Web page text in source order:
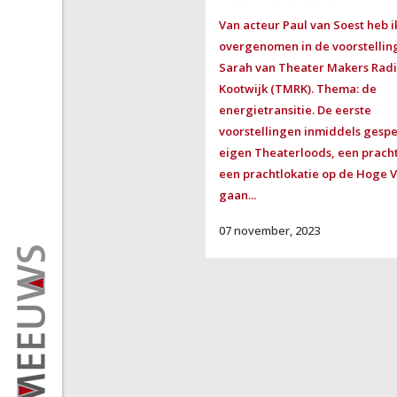
Van acteur Paul van Soest heb
overgenomen in de
Sarah van Theater Makers
Kootwijk (TMRK). Thema: de
energietransitie. De eerste
voorstellingen inmiddels
eigen Theaterloods, een
een prachtlokatie op de Hoge
gaan...
07 november, 2023